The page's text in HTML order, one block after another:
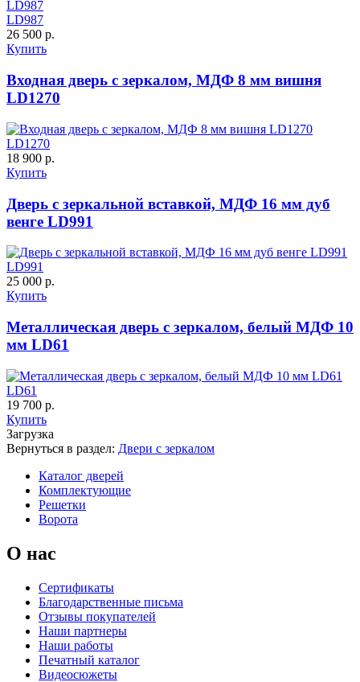
К-11 С
К-35 С
К-36 46 30
К-36 С
LD987
26 500 р.
Купить
Входная дверь с зеркалом, МДФ 8 мм вишня
LD1270
LD1270
18 900 р.
Купить
Дверь с зеркальной вставкой, МДФ 16 мм дуб
венге LD991
LD991
25 000 р.
Купить
Металлическая дверь с зеркалом, белый МДФ 10
мм LD61
LD61
19 700 р.
Купить
Загрузка
Вернуться в раздел: Двери с зеркалом
Каталог дверей
Комплектующие
Решетки
Ворота
О нас
Сертификаты
Благодарственные письма
Отзывы покупателей
Наши партнеры
Наши работы
Печатный каталог
Видеосюжеты